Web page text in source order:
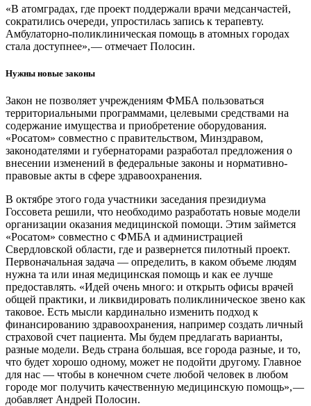
«В атомградах, где проект поддержали врачи медсанчастей,
сократились очереди, упростилась запись к терапевту.
Амбулаторно-поликлиническая помощь в атомных городах
стала доступнее», — ​отмечает Полосин.
Нужны новые законы
Закон не позволяет учреждениям ФМБА пользоваться
территориальными программами, целевыми средствами на
содержание имущества и приобретение оборудования.
«Росатом» совместно с правительством, Минздравом,
законодателями и губернаторами разработал предложения о
внесении изменений в федеральные законы и нормативно-
правовые акты в сфере здравоохранения.
В октябре этого года участники заседания президиума
Госсовета решили, что необходимо разработать новые модели
организации оказания медицинской помощи. Этим займется
«Росатом» совместно с ФМБА и администрацией
Свердловской области, где и развернется пилотный проект.
Первоначальная задача — определить, в каком объеме людям
нужна та или иная медицинская помощь и как ее лучше
предоставлять. «Идей очень много: и открыть офисы врачей
общей практики, и ликвидировать поликлиническое звено как
таковое. Есть мысли кардинально изменить подход к
финансированию здравоохранения, например создать личный
страховой счет пациента. Мы будем предлагать варианты,
разные модели. Ведь страна большая, все города разные, и то,
что будет хорошо одному, может не подойти другому. Главное
для нас — чтобы в конечном счете любой человек в любом
городе мог получить качественную медицинскую помощь», —
​добавляет Андрей Полосин.